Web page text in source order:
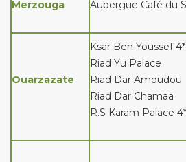
Merzouga Aubergue Café du
Ouarzazate
Ksar Ben Youssef 4*
Riad Yu Palace
Riad Dar Amoudou
Riad Dar Chamaa
R.S Karam Palace 4*